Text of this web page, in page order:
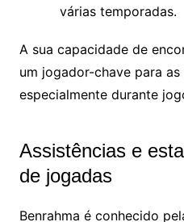
várias temporadas.
A sua capacidade de
um jogador-chave para as
especialmente durante
Assistências e
de jogadas
Benrahma é conhecido